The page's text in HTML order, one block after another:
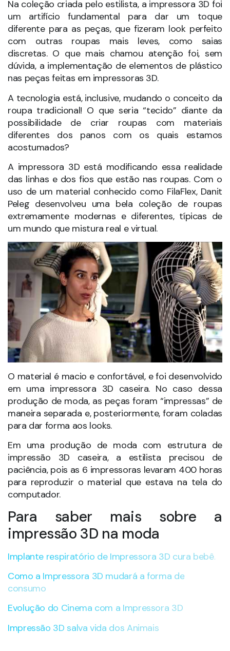
em uma impressora 3D caseira. No caso dessa
produção de moda, as peças foram “impressas” de
maneira separada e, posteriormente, foram coladas
para dar forma aos looks.
Em uma produção de moda com estrutura de
impressão 3D caseira, a estilista precisou de
paciência, pois as 6 impressoras levaram 400 horas
para reproduzir o material que estava na tela do
computador.
Para saber mais sobre a
impressão 3D na moda
Implante respiratório de Impressora 3D cura bebê.
Como a Impressora 3D mudará a forma de
consumo
Evolução do Cinema com a Impressora 3D
Impressão 3D salva vida dos Animais
LWT Sistemas
Soluções Inovadoras
para o Desenvolvimento
e Manufatura do seu
Produto
Leia mais conteúdos